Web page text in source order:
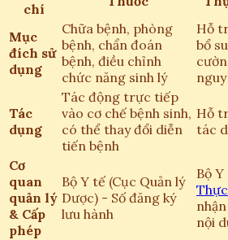
chí
Mục
đích sử
dụng
Chữa bệnh, phòng
bệnh, chẩn đoán
bệnh, điều chỉnh
chức năng sinh lý
Hỗ
bổ
Tác
dụng
Tác động trực tiếp
vào cơ chế bệnh sinh,
có thể thay đổi diễn
tiến bệnh
Hỗ
tác
Cơ
quan
quản lý
& Cấp
phép
Bộ Y tế (Cục Quản lý
Dược) - Số đăng ký
lưu hành
Bộ
nội